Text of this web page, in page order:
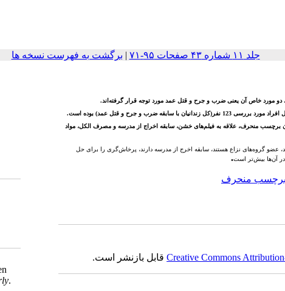
جلد ۱۱ شماره ۴۳ صفحات ۹۵-۷۱ | برگشت به فهرست نسخه ها
.
مورد خاص آن یعنی ضرب و جرح و قتل عمد مورد توجه قرار گرفته‌اند.
و جرح و قتل عمد) بوده است.
برچسب منحرف، علاقه به فیلم‌های خشن، سابقه اخراج از مدرسه و مصرف الکل، مواد
گروه‌های نزاع هستند، سابقه اخرج از مدرسه دارند، پرخاش‌گری را برای حل
در آن‌ها بیش‌تر است.
برچسب منحرف
Creative Commonsقابل بازنشر است.